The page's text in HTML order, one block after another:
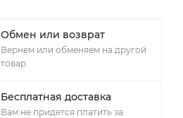
Обмен или возврат
Вернем или обменяем на другой
товар
Бесплатная доставка
Вам не придется платить за